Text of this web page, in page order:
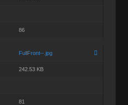
86
FullFront--.jpg
242.53 KB
81